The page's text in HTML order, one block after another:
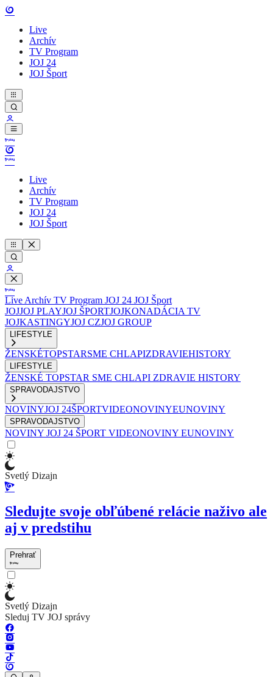
Live
Archív
TV Program
JOJ 24
JOJ Šport
Live
Archív
TV Program
JOJ 24
JOJ Šport
Live Archív TV Program JOJ 24 JOJ Šport
JOJJOJ PLAYJOJ ŠPORTJOJKONADÁCIA TV
JOJKASTINGYJOJ CZJOJ GROUP
LIFESTYLE
ŽENSKÉTOPSTARSME CHLAPIZDRAVIEHISTORY
LIFESTYLE
ŽENSKÉ TOPSTAR SME CHLAPI ZDRAVIE HISTORY
SPRAVODAJSTVO
NOVINYJOJ 24ŠPORTVIDEONOVINYEUNOVINY
SPRAVODAJSTVO
NOVINY JOJ 24 ŠPORT VIDEONOVINY EUNOVINY
Svetlý Dizajn
Sledujte svoje obľúbené relácie naživo ale
aj v predstihu
Prehrať
Svetlý Dizajn
Sleduj TV JOJ správy